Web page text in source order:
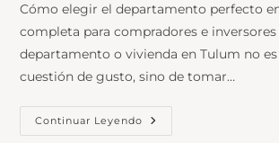
Cómo elegir el departamento perfecto
completa para compradores e
departamento o vivienda en Tulum no
cuestión de gusto, sino de tomar…
Continuar Leyendo